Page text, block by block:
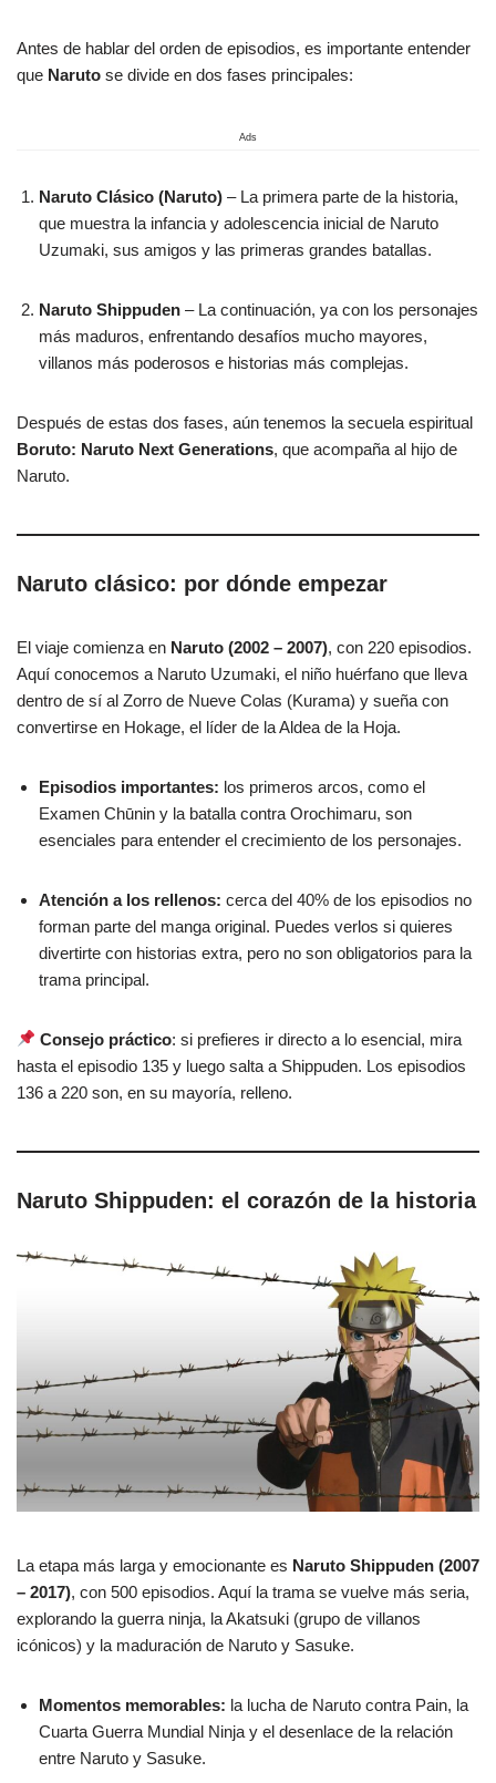
Antes de hablar del orden de episodios, es importante entender
que Naruto se divide en dos fases principales:
Ads
Naruto Clásico (Naruto) – La primera parte de la historia,
que muestra la infancia y adolescencia inicial de Naruto
Uzumaki, sus amigos y las primeras grandes batallas.
Naruto Shippuden – La continuación, ya con los personajes
más maduros, enfrentando desafíos mucho mayores,
villanos más poderosos e historias más complejas.
Después de estas dos fases, aún tenemos la secuela espiritual
Boruto: Naruto Next Generations, que acompaña al hijo de
Naruto.
Naruto clásico: por dónde empezar
El viaje comienza en Naruto (2002 – 2007), con 220 episodios.
Aquí conocemos a Naruto Uzumaki, el niño huérfano que lleva
dentro de sí al Zorro de Nueve Colas (Kurama) y sueña con
convertirse en Hokage, el líder de la Aldea de la Hoja.
Episodios importantes: los primeros arcos, como el
Examen Chūnin y la batalla contra Orochimaru, son
esenciales para entender el crecimiento de los personajes.
Atención a los rellenos: cerca del 40% de los episodios no
forman parte del manga original. Puedes verlos si quieres
divertirte con historias extra, pero no son obligatorios para la
trama principal.
Consejo práctico: si prefieres ir directo a lo esencial, mira
hasta el episodio 135 y luego salta a Shippuden. Los episodios
136 a 220 son, en su mayoría, relleno.
Naruto Shippuden: el corazón de la historia
La etapa más larga y emocionante es Naruto Shippuden (2007
– 2017), con 500 episodios. Aquí la trama se vuelve más seria,
explorando la guerra ninja, la Akatsuki (grupo de villanos
icónicos) y la maduración de Naruto y Sasuke.
Momentos memorables: la lucha de Naruto contra Pain, la
Cuarta Guerra Mundial Ninja y el desenlace de la relación
entre Naruto y Sasuke.